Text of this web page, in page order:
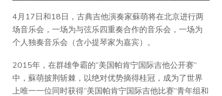
4月17日和18日，古典吉他演奏家蘇萌将在北京进行两
场音乐会，一场为与弦乐四重奏合作的音乐会，一场为
个人独奏音乐会（含小提琴家为嘉宾）。
2015年，在群雄争霸的“美国帕肯宁国际吉他公开赛”
中，蘇萌披荆斩棘，以绝对优势摘得桂冠，成为了世界
上唯一一位同时获得“美国帕肯宁国际吉他比赛”青年组和